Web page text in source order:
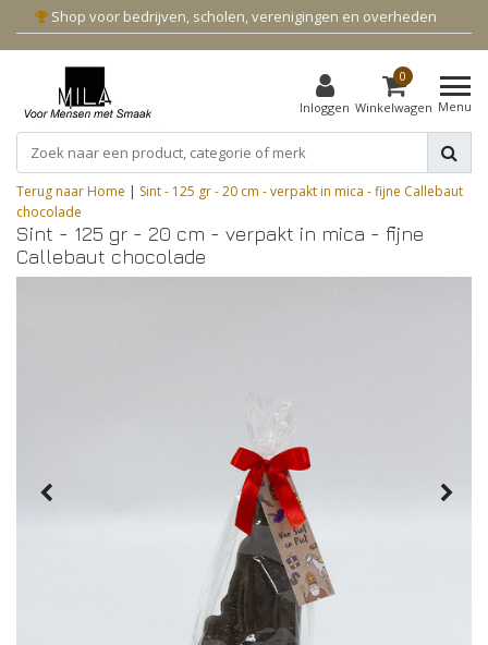
Shop voor bedrijven, scholen, verenigingen en overheden
Inloggen
0
Winkelwagen Menu
Terug naar Home | Sint - 125 gr - 20 cm - verpakt in mica - fijne Callebaut
chocolade
Sint - 125 gr - 20 cm - verpakt in mica - fijne
Callebaut chocolade